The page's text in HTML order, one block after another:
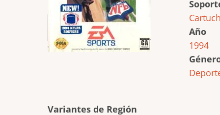
Año
1994
Variantes de Región